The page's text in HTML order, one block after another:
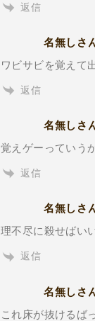
返信
名無しさ
ワビサビを覚えて
返信
名無しさ
覚えゲーっていう
返信
名無しさ
理不尽に殺せばい
返信
名無しさ
これ床が抜けるば